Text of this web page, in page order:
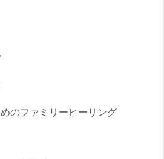
のファミリーヒーリング